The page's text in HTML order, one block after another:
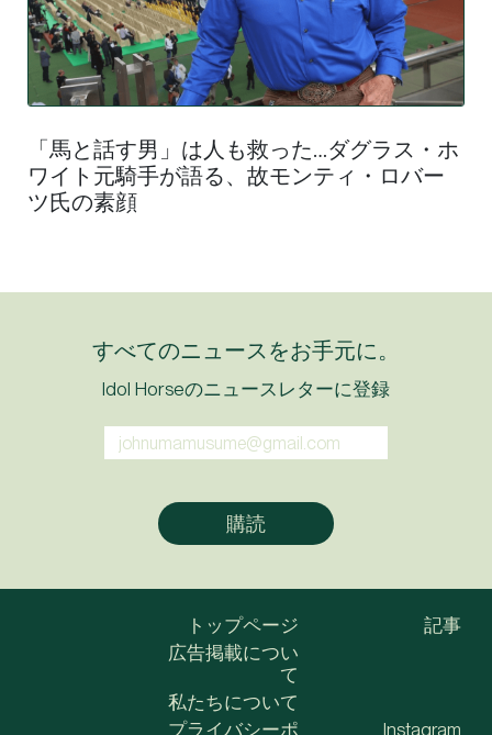
「馬と話す男」は人も救った…ダグラス・ホ
ワイト元騎手が語る、故モンティ・ロバー
ツ氏の素顔
すべてのニュースをお手元に。
Idol Horseのニュースレターに登録
トップページ
広告掲載につい
て
私たちについて
記事
プライバシーポ Instagram